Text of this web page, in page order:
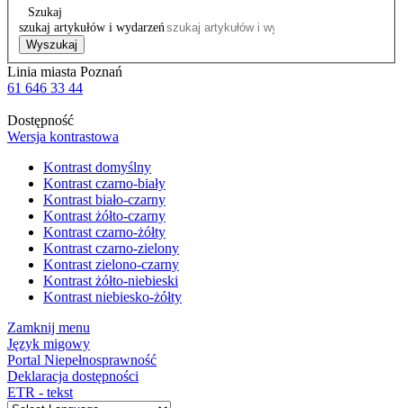
Szukaj
szukaj artykułów i wydarzeń
Wyszukaj
Linia miasta Poznań
61 646 33 44
Dostępność
Wersja kontrastowa
Kontrast domyślny
Kontrast czarno-biały
Kontrast biało-czarny
Kontrast żółto-czarny
Kontrast czarno-żółty
Kontrast czarno-zielony
Kontrast zielono-czarny
Kontrast żółto-niebieski
Kontrast niebiesko-żółty
Zamknij menu
Język migowy
Portal Niepełnosprawność
Deklaracja dostępności
ETR - tekst